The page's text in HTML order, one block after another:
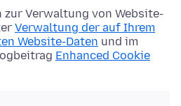
Verwaltung von Website-
Verwaltung der auf Ihrem
Website-Daten und im
Enhanced Cookie